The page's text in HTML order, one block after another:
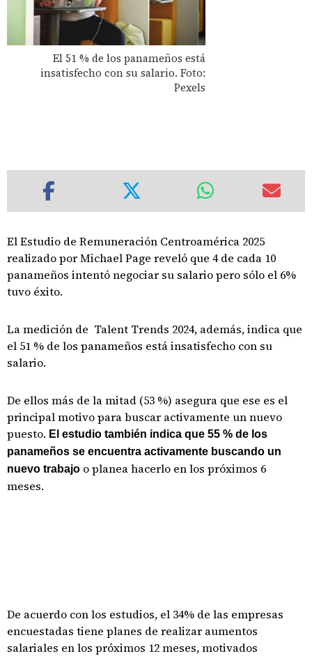
El 51 % de los panameños está
insatisfecho con su salario. Foto:
Pexels
El Estudio de Remuneración Centroamérica 2025
realizado por Michael Page reveló que 4 de cada 10
panameños intentó negociar su salario pero sólo el 6%
tuvo éxito.
La medición de Talent Trends 2024, además, indica que
el 51 % de los panameños está insatisfecho con su
salario.
De ellos más de la mitad (53 %) asegura que ese es el
principal motivo para buscar activamente un nuevo
puesto. El estudio también indica que 55 % de los
panameños se encuentra activamente buscando un
nuevo trabajo o planea hacerlo en los próximos 6
meses.
De acuerdo con los estudios, el 34% de las empresas
encuestadas tiene planes de realizar aumentos
salariales en los próximos 12 meses, motivados